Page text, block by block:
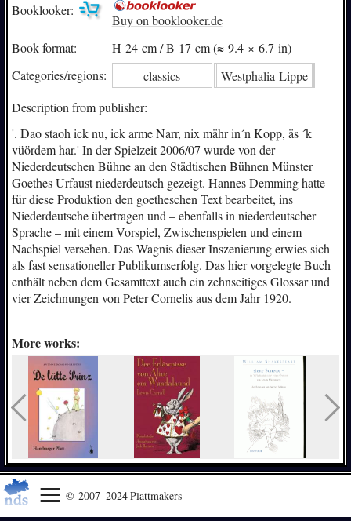
Booklooker:
Buy on booklooker.de
Book format:
H 24 cm / B 17 cm (≈ 9.4 × 6.7 in)
Categories/regions: classics
Westphalia-Lippe
Description from publisher:
'. Dao staoh ick nu, ick arme Narr, nix mähr in´n Kopp, äs ´k
vüördem har.' In der Spielzeit 2006/07 wurde von der
Niederdeutschen Bühne an den Städtischen Bühnen Münster
Goethes Urfaust niederdeutsch gezeigt. Hannes Demming hatte
für diese Produktion den goetheschen Text bearbeitet, ins
Niederdeutsche übertragen und – ebenfalls in niederdeutscher
Sprache – mit einem Vorspiel, Zwischenspielen und einem
Nachspiel versehen. Das Wagnis dieser Inszenierung erwies sich
als fast sensationeller Publikumserfolg. Das hier vorgelegte Buch
enthält neben dem Gesamttext auch ein zehnseitiges Glossar und
vier Zeichnungen von Peter Cornelis aus dem Jahr 1920.
More works:
© 2007–2024 Plattmakers